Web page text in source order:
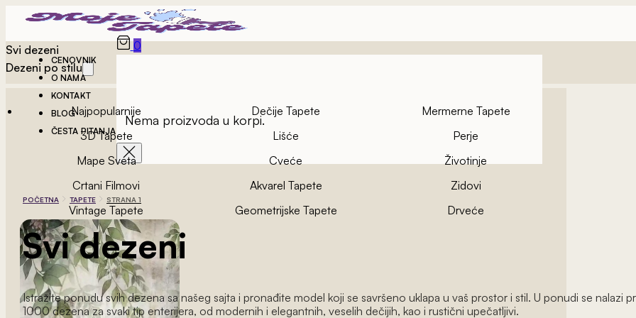
CENOVNIK
O NAMA
KONTAKT
BLOG
ČESTA PITANJA
0
Nema proizvoda u korpi.
Svi dezeni
Dezeni po stilu
Najpopularnije Dečije Tapete
Mermerne Tapete
3D Tapete
Lišće
Perje
Mape Sveta
Cveće
Životinje
Crtani Filmovi
Akvarel Tapete
Zidovi
Vintage Tapete
Geometrijske Tapete Drveće
POČETNA TAPETE STRANA 1
Svi dezeni
Istražite ponudu svih dezena sa našeg sajta i pronađite model koji se savršeno uklapa u vaš prostor i stil. U ponudi se nalazi
1000 dezena za svaki tip enterijera, od modernih i elegantnih, veselih dečijih, kao i rustični upečatljivi.